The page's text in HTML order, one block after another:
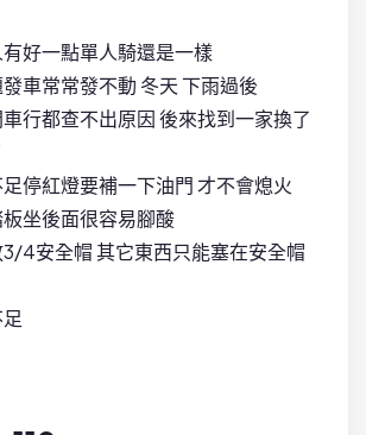
好一點單人騎還是一樣
車常常發不動 冬天 下雨過後
行都查不出原因 後來找到一家換了
停紅燈要補一下油門 才不會熄火
坐後面很容易腳酸
4安全帽 其它東西只能塞在安全帽